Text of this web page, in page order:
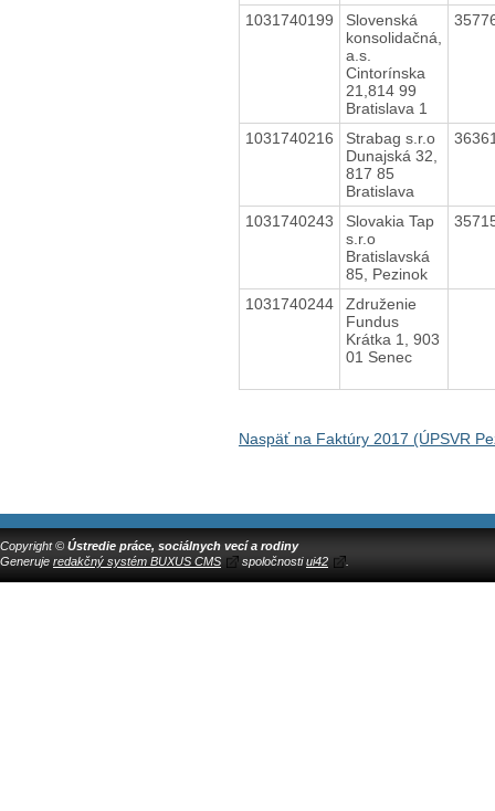
1031740199
Slovenská
konsolidačná,
a.s.
Cintorínska
21,814 99
Bratislava 1
1031740216
Strabag s.r.o
Dunajská 32,
817 85
Bratislava
1031740243
Slovakia Tap
s.r.o
Bratislavská
85, Pezinok
1031740244
Združenie
Fundus
Krátka 1, 903
01 Senec
Naspäť na Faktúry 2017 (ÚPSVR
Copyright © Ústredie práce, sociálnych vecí a rodiny
Generuje redakčný systém BUXUS CMS spoločnostiui42